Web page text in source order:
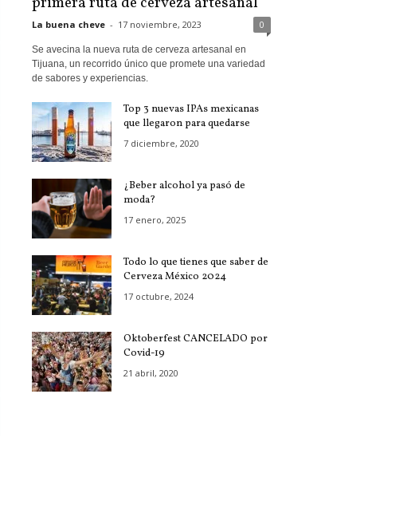
La buena cheve - 17 noviembre, 2023 0
Se avecina la nueva ruta de cerveza artesanal en
Tijuana, un recorrido único que promete una variedad
de sabores y experiencias.
Top 3 nuevas IPAs mexicanas
que llegaron para quedarse
7 diciembre, 2020
¿Beber alcohol ya pasó de
moda?
17 enero, 2025
Todo lo que tienes que saber de
Cerveza México 2024
17 octubre, 2024
Oktoberfest CANCELADO por
Covid-19
21 abril, 2020